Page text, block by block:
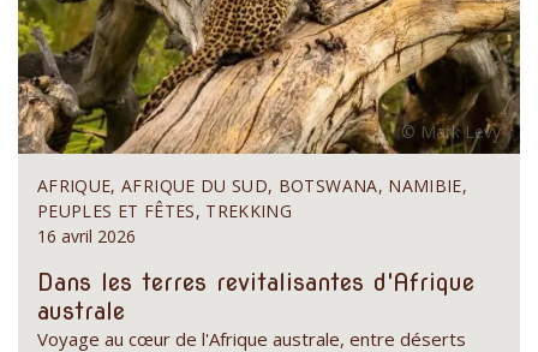
AFRIQUE, AFRIQUE DU SUD, BOTSWANA, NAMIBIE,
PEUPLES ET FÊTES, TREKKING
16 avril 2026
Dans les terres revitalisantes d'Afrique
australe
Voyage au cœur de l'Afrique australe, entre déserts